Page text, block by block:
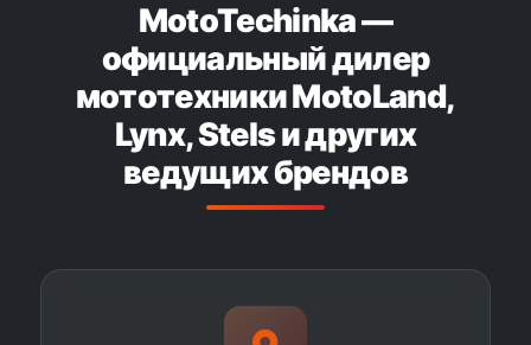
MotoTechinka —
официальный дилер
мототехники MotoLand,
Lynx, Stels и других
ведущих брендов